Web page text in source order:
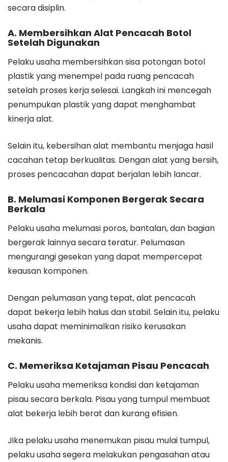
secara disiplin.
A. Membersihkan Alat Pencacah Botol
Setelah Digunakan
Pelaku usaha membersihkan sisa potongan botol
plastik yang menempel pada ruang pencacah
setelah proses kerja selesai. Langkah ini mencegah
penumpukan plastik yang dapat menghambat
kinerja alat.
Selain itu, kebersihan alat membantu menjaga hasil
cacahan tetap berkualitas. Dengan alat yang bersih,
proses pencacahan dapat berjalan lebih lancar.
B. Melumasi Komponen Bergerak Secara
Berkala
Pelaku usaha melumasi poros, bantalan, dan bagian
bergerak lainnya secara teratur. Pelumasan
mengurangi gesekan yang dapat mempercepat
keausan komponen.
Dengan pelumasan yang tepat, alat pencacah
dapat bekerja lebih halus dan stabil. Selain itu, pelaku
usaha dapat meminimalkan risiko kerusakan
mekanis.
C. Memeriksa Ketajaman Pisau Pencacah
Pelaku usaha memeriksa kondisi dan ketajaman
pisau secara berkala. Pisau yang tumpul membuat
alat bekerja lebih berat dan kurang efisien.
Jika pelaku usaha menemukan pisau mulai tumpul,
pelaku usaha segera melakukan pengasahan atau